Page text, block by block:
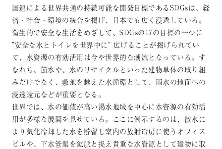
国連による世界共通の持続可能な開発目標であるSDGsは、経
済・社会・環境の統合を掲げ、日本でも広く浸透している。
衛生的で安全な生活をめざして、SDGsの17の目標の一つに
”安全な水とトイレを世界中に” 広げることが掲げられてい
て、水資源の有効活用は今や世界的な潮流となっている。す
なわち、節水や、水のリサイクルといった建物単体の取り組
みだけでなく、敷地を越えた水循環として、雨水の地面への
浸透還元などが重要となる。
世界では、水の価値が高い渇水地域を中心に水資源の有効活
用が多様な展開を見せている。ここに例示するのは、散水に
より気化冷却した水を貯留し室内の放射冷房に使うオフィス
ビルや、下水管渠を鉱脈と捉え貴重な水資源として建物に取